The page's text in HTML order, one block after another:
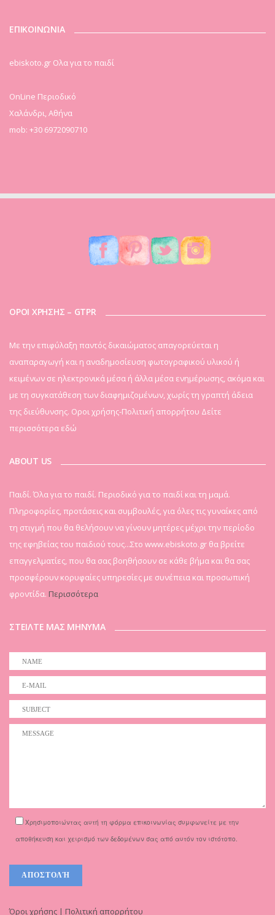
ΕΠΙΚΟΙΝΩΝΙΑ
ebiskoto.gr Ολα για το παιδί
OnLine Περιοδικό
Χαλάνδρι, Αθήνα
mob: +30 6972090710
ΟΡΟΙ ΧΡΗΣΗΣ – GTPR
Mε την επιφύλαξη παντός δικαιώματος απαγορεύεται η
αναπαραγωγή και η αναδημοσίευση φωτογραφικού υλικού ή
κειμένων σε ηλεκτρονικά μέσα ή άλλα μέσα ενημέρωσης, ακόμα και
με τη συγκατάθεση των διαφημιζομένων, χωρίς τη γραπτή άδεια
της διεύθυνσης. Οροι χρήσης-Πολιτική απορρήτου Δείτε
περισσότερα εδώ
ABOUT US
Παιδί. Όλα για το παιδί. Περιοδικό για το παιδί και τη μαμά.
Πληροφορίες, προτάσεις και συμβουλές, για όλες τις γυναίκες από
τη στιγμή που θα θελήσουν να γίνουν μητέρες μέχρι την περίοδο
της εφηβείας του παιδιού τους...Στο www.ebiskoto.gr θα βρείτε
επαγγελματίες, που θα σας βοηθήσουν σε κάθε βήμα και θα σας
προσφέρουν κορυφαίες υπηρεσίες με συνέπεια και προσωπική
φροντίδα. Περισσότερα
ΣΤΕΙΛΤΕ ΜΑΣ ΜΗΝΥΜΑ
Χρησιμοποιώντας αυτή τη φόρμα επικοινωνίας συμφωνείτε με την
αποθήκευση και χειρισμό των δεδομένων σας από αυτόν τον ιστότοπο.
Όροι χρήσης | Πολιτική απορρήτου